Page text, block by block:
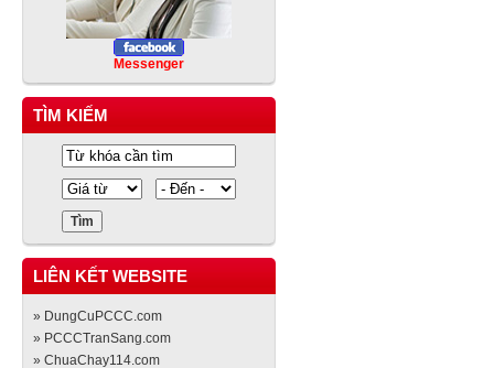
Messenger
TÌM KIẾM
LIÊN KẾT WEBSITE
» DungCuPCCC.com
» PCCCTranSang.com
» ChuaChay114.com